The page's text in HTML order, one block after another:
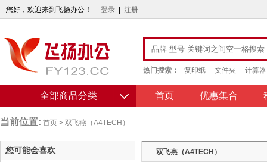
您好，欢迎来到飞扬办公！ 登录 注册
热门搜索： 复印纸 文件夹 计算器
全部商品分类 首页 优惠集合
当前位置: 首页 > 双飞燕（A4TECH）
您可能会喜欢 双飞燕（A4TECH）